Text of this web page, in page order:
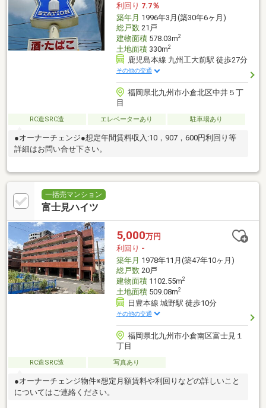
利回り 7.7％
築年月 1996年3月(築30年6ヶ月)
総戸数21戸
建物面積578.03m2
土地面積330m2
鹿児島本線 九州工大前駅 徒歩27分
その他の交通
福岡県北九州市小倉北区中井５丁
目
RC造SRC造 エレベーターあり 駐車場あり
●オーナーチェンジ●想定年間賃料収入:10，907，600円利回り等
詳細はお問い合せ下さい。
一括売マンション
富士見ハイツ
5,000万円
利回り -
築年月 1978年11月(築47年10ヶ月)
総戸数20戸
建物面積1102.55m2
土地面積509.08m2
日豊本線 城野駅 徒歩10分
その他の交通
福岡県北九州市小倉南区富士見１
丁目
RC造SRC造 写真あり
●オーナーチェンジ物件※想定月額賃料や利回りなどの詳しいこと
についてはご連絡ください。